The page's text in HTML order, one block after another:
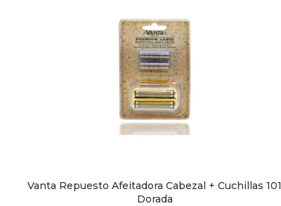
AÑADIR AL CARRITO
Vanta Repuesto Afeitadora Cabezal + Cuchillas 101
Dorada